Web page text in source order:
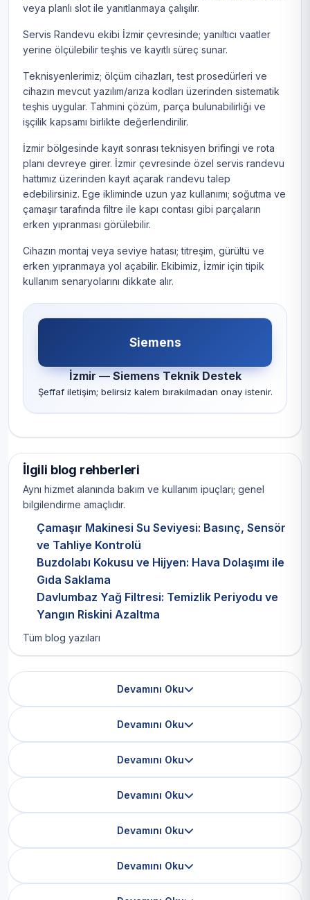
veya planlı slot ile yanıtlanmaya çalışılır.
Servis Randevu ekibi İzmir çevresinde; yanıltıcı vaatler
yerine ölçülebilir teşhis ve kayıtlı süreç sunar.
Teknisyenlerimiz; ölçüm cihazları, test prosedürleri ve
cihazın mevcut yazılım/arıza kodları üzerinden sistematik
teşhis uygular. Tahmini çözüm, parça bulunabilirliği ve
işçilik kapsamı birlikte değerlendirilir.
İzmir bölgesinde kayıt sonrası teknisyen brifingi ve rota
planı devreye girer. İzmir çevresinde özel servis randevu
hattımız üzerinden kayıt açarak randevu talep
edebilirsiniz. Ege ikliminde uzun yaz kullanımı; soğutma ve
çamaşır tarafında filtre ile kapı contası gibi parçaların
erken yıpranması görülebilir.
Cihazın montaj veya seviye hatası; titreşim, gürültü ve
erken yıpranmaya yol açabilir. Ekibimiz, İzmir için tipik
kullanım senaryolarını dikkate alır.
Siemens
İzmir — Siemens Teknik Destek
Şeffaf iletişim; belirsiz kalem bırakılmadan onay istenir.
İlgili blog rehberleri
Aynı hizmet alanında bakım ve kullanım ipuçları; genel
bilgilendirme amaçlıdır.
Çamaşır Makinesi Su Seviyesi: Basınç, Sensör
ve Tahliye Kontrolü
Buzdolabı Kokusu ve Hijyen: Hava Dolaşımı ile
Gıda Saklama
Davlumbaz Yağ Filtresi: Temizlik Periyodu ve
Yangın Riskini Azaltma
Tüm blog yazıları
Devamını Oku
Devamını Oku
Devamını Oku
Devamını Oku
Devamını Oku
Devamını Oku